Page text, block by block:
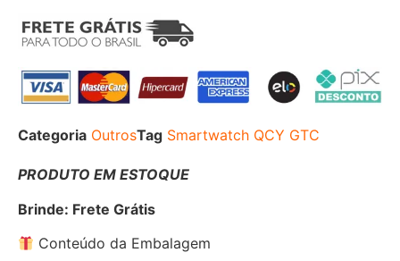
Categoria OutrosTag Smartwatch QCY GTC
PRODUTO EM ESTOQUE
Brinde: Frete Grátis
Conteúdo da Embalagem